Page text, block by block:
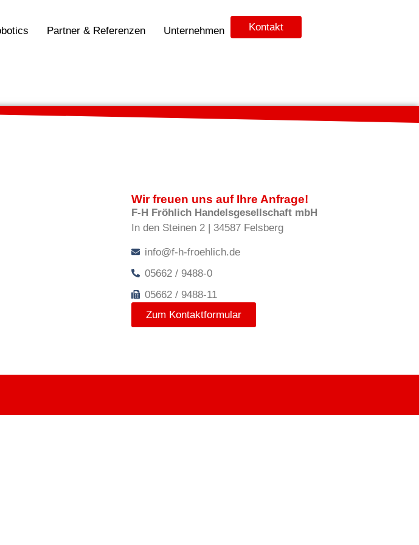
Partner & Referenzen Unternehmen Kontakt
Wir freuen uns auf Ihre Anfrage!
F-H Fröhlich Handelsgesellschaft mbH
In den Steinen 2 | 34587 Felsberg
info@f-h-froehlich.de
05662 / 9488-0
05662 / 9488-11
Zum Kontaktformular